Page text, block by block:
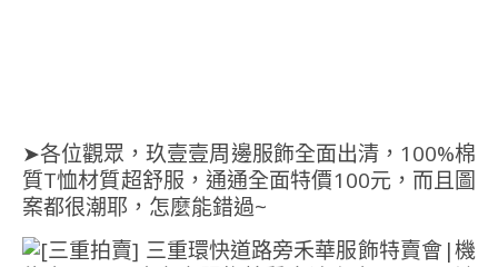
➤各位觀眾，玖壹壹周邊服飾全面出清，100%棉
質T恤材質超舒服，通通全面特價100元，而且圖
案都很潮耶，怎麼能錯過~